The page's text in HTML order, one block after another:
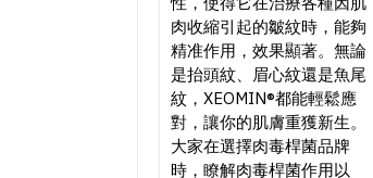
肉收縮引起的皺紋時，能夠
精准作用，效果顯著。無論
是抬頭紋、眉心紋還是魚尾
紋，XEOMIN®都能輕鬆應
對，讓你的肌膚重獲新生。
大家在選擇肉毒桿菌品牌
時，瞭解肉毒桿菌作用以